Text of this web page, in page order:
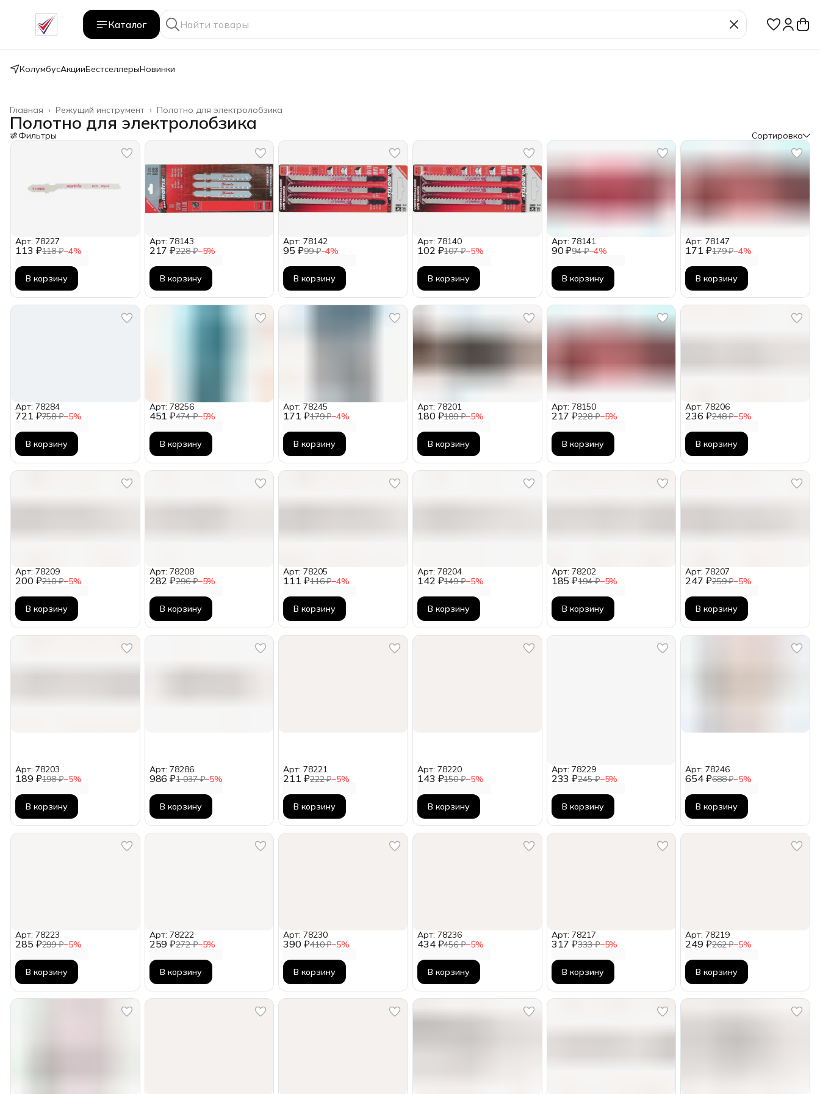
Каталог
КолумбусАкцииБестселлерыНовинки
Полотно для электролобзика
Режущий инструмент ›
Главная ›
Полотно для электролобзика
Фильтры Сортировка
113 ₽118 ₽−4%
Арт: 78227
В корзину
217 ₽228 ₽−5%
Арт: 78143
В корзину
95 ₽99 ₽−4%
Арт: 78142
В корзину
102 ₽107 ₽−5%
Арт: 78140
В корзину
90 ₽94 ₽−4%
Арт: 78141
В корзину
171 ₽179 ₽−4%
Арт: 78147
В корзину
721 ₽758 ₽−5%
Арт: 78284
В корзину
451 ₽474 ₽−5%
Арт: 78256
В корзину
171 ₽179 ₽−4%
Арт: 78245
В корзину
180 ₽189 ₽−5%
Арт: 78201
В корзину
217 ₽228 ₽−5%
Арт: 78150
В корзину
236 ₽248 ₽−5%
Арт: 78206
В корзину
200 ₽210 ₽−5%
Арт: 78209
В корзину
282 ₽296 ₽−5%
Арт: 78208
В корзину
111 ₽116 ₽−4%
Арт: 78205
В корзину
142 ₽149 ₽−5%
Арт: 78204
В корзину
185 ₽194 ₽−5%
Арт: 78202
В корзину
247 ₽259 ₽−5%
Арт: 78207
В корзину
189 ₽198 ₽−5%
Арт: 78203
В корзину
986 ₽1 037 ₽−5%
Арт: 78286
В корзину
211 ₽222 ₽−5%
Арт: 78221
В корзину
143 ₽150 ₽−5%
Арт: 78220
В корзину
233 ₽245 ₽−5%
Арт: 78229
В корзину
654 ₽688 ₽−5%
Арт: 78246
В корзину
285 ₽299 ₽−5%
Арт: 78223
В корзину
259 ₽272 ₽−5%
Арт: 78222
В корзину
390 ₽410 ₽−5%
Арт: 78230
В корзину
434 ₽456 ₽−5%
Арт: 78236
В корзину
317 ₽333 ₽−5%
Арт: 78217
В корзину
249 ₽262 ₽−5%
Арт: 78219
В корзину